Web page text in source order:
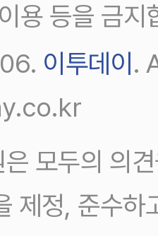
용 등을 금지
이투데이.
은 모두의 의
제정, 준수하